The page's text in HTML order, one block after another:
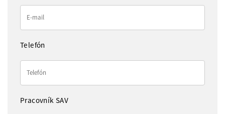
Telefón
Pracovník SAV